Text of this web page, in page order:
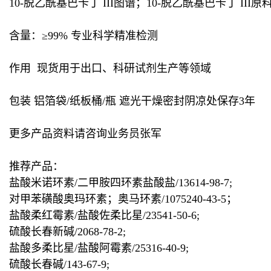
10-脱乙酰基巴卡丁 III图谱；10-脱乙酰基巴卡丁 III原
含量：≥99% 专业科学精准检测
作用 现货用于出口、科研试剂生产等领域
包装 铝箔袋/纸板桶/瓶 遮光干燥密封阴凉处保存3年
更多产品资料请咨询业务员张军
推荐产品：
盐酸米诺环素/二甲胺四环素盐酸盐/13614-98-7;
对甲苯磺酸奥玛环素；奥马环素/1075240-43-5；
盐酸柔红霉素/盐酸佐柔比星/23541-50-6;
硫酸长春新碱/2068-78-2;
盐酸多柔比星/盐酸阿霉素/25316-40-9;
硫酸长春碱/143-67-9;